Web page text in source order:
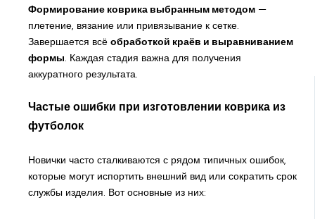
Формирование коврика выбранным методом—
плетение, вязание или привязывание к сетке.
Завершается всё обработкой краёв и выравниванием
формы. Каждая стадия важна для получения
аккуратного результата.
Частые ошибки при изготовлении коврика из
футболок
Новички часто сталкиваются с рядом типичных ошибок,
которые могут испортить внешний вид или сократить срок
службы изделия. Вот основные из них: